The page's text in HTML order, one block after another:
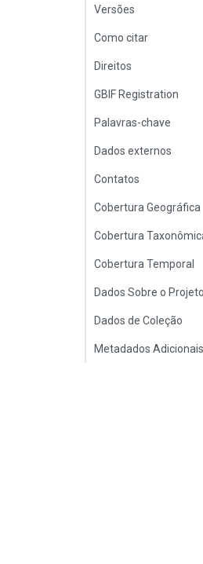
Versões
Como citar
Direitos
GBIF Registration
Palavras-chave
Dados externos
Contatos
Cobertura Geográfica
Cobertura
Cobertura Temporal
Dados Sobre o Projeto
Dados de Coleção
Metadados Adicionais